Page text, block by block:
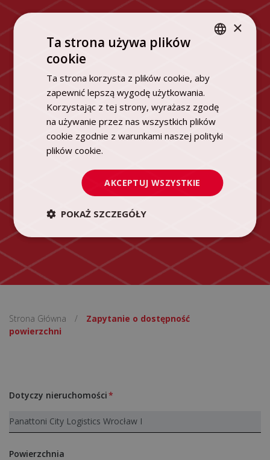
Strona Główna /
Zapytanie o dostępność
powierzchni
Dotyczy nieruchomości
Powierzchnia
ENGLISH
×
Ta strona używa plików
cookie
Ta strona korzysta z plików cookie, aby
zapewnić lepszą wygodę użytkowania.
Korzystając z tej strony, wyrażasz zgodę
na używanie przez nas wszystkich plików
cookie zgodnie z warunkami naszej polityki
plików cookie.
AKCEPTUJ WSZYSTKIE
POKAŻ SZCZEGÓŁY